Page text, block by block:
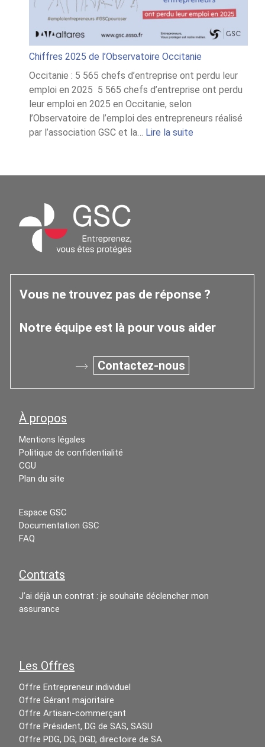
Chiffres 2025 de l’Observatoire Occitanie
Occitanie : 5 565 chefs d’entreprise ont perdu leur
emploi en 2025 5 565 chefs d’entreprise ont perdu
leur emploi en 2025 en Occitanie, selon
l’Observatoire de l’emploi des entrepreneurs réalisé
par l’association GSC et la… Lire la suite:
de
Vous ne trouvez pas de réponse ?
Notre équipe est là pour vous aider
Contactez-nous
À propos
Mentions légales
Politique de confidentialité
CGU
Plan du site
Espace GSC
Documentation GSC
FAQ
Contrats
J’ai déjà un contrat : je souhaite déclencher mon
assurance
Les Offres
Offre Entrepreneur individuel
Offre Gérant majoritaire
Offre Artisan-commerçant
Offre Président, DG de SAS, SASU
Offre PDG, DG, DGD, directoire de SA